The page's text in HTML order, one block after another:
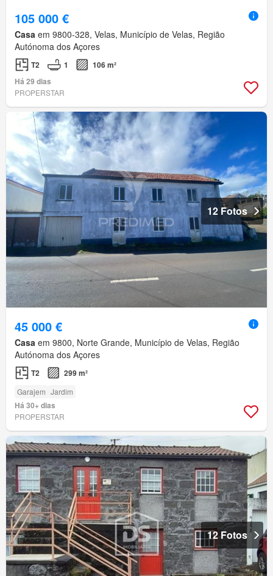
105 000 €
Casa em 9800-328, Velas, Município de Velas, Região
Autónoma dos Açores
T2 1
106 m²
Há 29 dias
PROPERSTAR
12 Fotos
45 000 €
Casa em 9800, Norte Grande, Município de Velas, Região
Autónoma dos Açores
T2 299 m²
Garajem Jardim
Há 30+ dias
PROPERSTAR
12 Fotos